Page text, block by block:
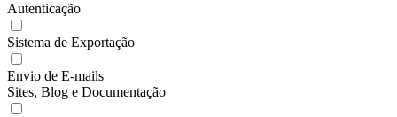
Autenticação
Sistema de Exportação
Envio de E-mails
Sites, Blog e Documentação